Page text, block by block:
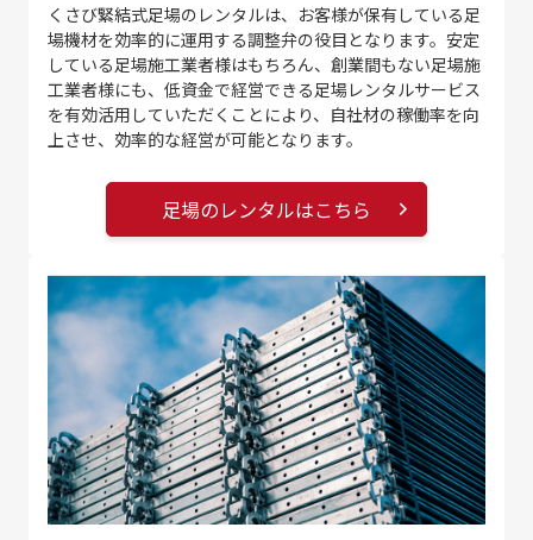
くさび緊結式足場のレンタルは、お客様が保有している足
場機材を効率的に運用する調整弁の役目となります。安定
している足場施工業者様はもちろん、創業間もない足場施
工業者様にも、低資金で経営できる足場レンタルサービス
を有効活用していただくことにより、自社材の稼働率を向
上させ、効率的な経営が可能となります。
足場のレンタルはこちら